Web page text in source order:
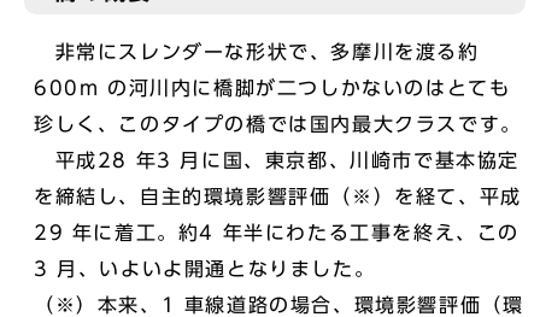
非常にスレンダーな形状で、多摩川を渡る約
600m の河川内に橋脚が二つしかないのはとても
珍しく、このタイプの橋では国内最大クラスです。
平成28 年3 月に国、東京都、川崎市で基本協定
を締結し、自主的環境影響評価（※）を経て、平成
29 年に着工。約4 年半にわたる工事を終え、この
3 月、いよいよ開通となりました。
（※）本来、1 車線道路の場合、環境影響評価（環